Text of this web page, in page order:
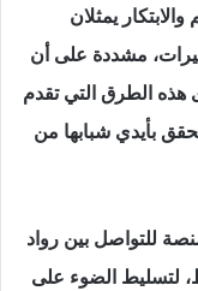
يمثلان
مشددة على أن
هذه الطرق التي تقدم
بأيدي شبابها من
للتواصل بين رواد
لتسليط الضوء على